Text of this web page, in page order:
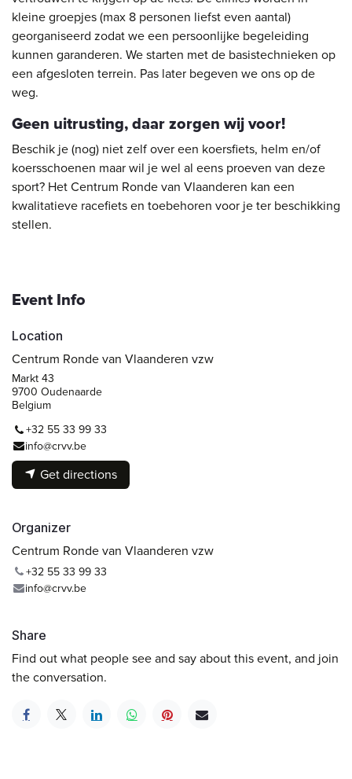
kleine groepjes (max 8 personen liefst even aantal)
georganiseerd zodat we een persoonlijke begeleiding
kunnen garanderen. We starten met de basistechnieken op
een afgesloten terrein. Pas later begeven we ons op de
weg.
Geen uitrusting, daar zorgen wij voor!
Beschik je (nog) niet zelf over een koersfiets, helm en/of
koersschoenen maar wil je wel al eens proeven van deze
sport? Het Centrum Ronde van Vlaanderen kan een
kwalitatieve racefiets en toebehoren voor je ter beschikking
stellen.
Event Info
Location
Centrum Ronde van Vlaanderen vzw
Markt 43
9700 Oudenaarde
Belgium
+32 55 33 99 33
info@crvv.be
Get directions
Organizer
Centrum Ronde van Vlaanderen vzw
+32 55 33 99 33
info@crvv.be
Share
Find out what people see and say about this event, and join
the conversation.